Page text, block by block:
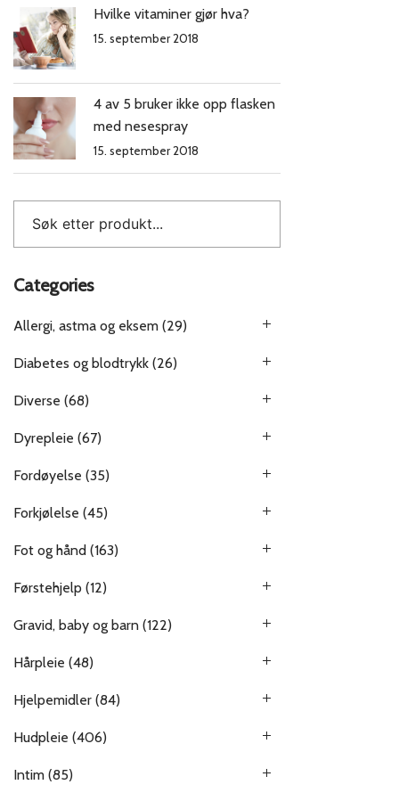
Hvilke vitaminer gjør hva?
15. september 2018
4 av 5 bruker ikke opp flasken
med nesespray
15. september 2018
Categories
Allergi, astma og eksem (29)
Diabetes og blodtrykk (26)
Diverse (68)
Dyrepleie (67)
Fordøyelse (35)
Forkjølelse (45)
Fot og hånd (163)
Førstehjelp (12)
Gravid, baby og barn (122)
Hårpleie (48)
Hjelpemidler (84)
Hudpleie (406)
Intim (85)